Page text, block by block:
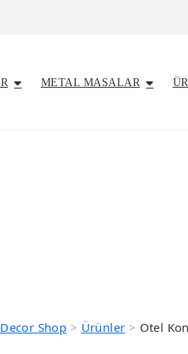
METAL MASALAR
Shop > Ürünler > Otel